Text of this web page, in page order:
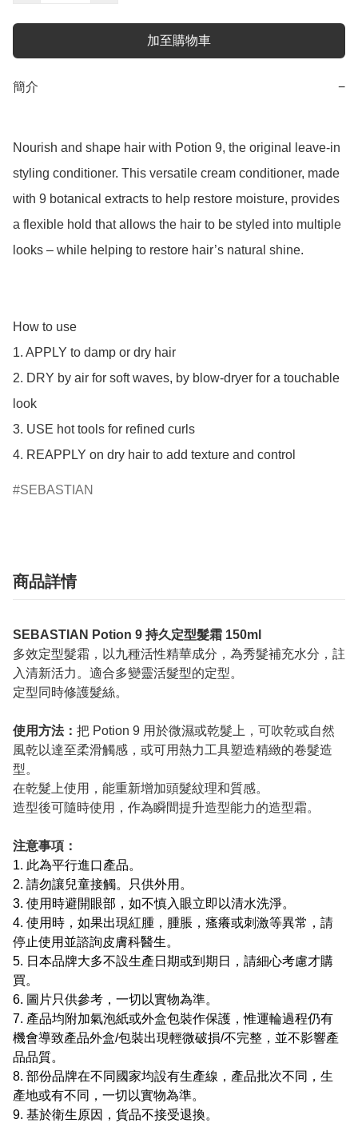
加至購物車
簡介 −
Nourish and shape hair with Potion 9, the original leave-in
styling conditioner. This versatile cream conditioner, made
with 9 botanical extracts to help restore moisture, provides
a flexible hold that allows the hair to be styled into multiple
looks – while helping to restore hair’s natural shine.
How to use
1. APPLY to damp or dry hair
2. DRY by air for soft waves, by blow-dryer for a touchable
look
3. USE hot tools for refined curls
4. REAPPLY on dry hair to add texture and control
SEBASTIAN
商品詳情
SEBASTIAN Potion 9 持久定型髮霜 150ml
多效定型髮霜，以九種活性精華成分，為秀髮補充水分，註
入清新活力。適合多變靈活髮型的定型。
定型同時修護髮絲。
使用方法： 把 Potion 9 用於微濕或乾髮上，可吹乾或自然
風乾以達至柔滑觸感，或可用熱力工具塑造精緻的卷髮造
型。
在乾髮上使用，能重新增加頭髮紋理和質感。
造型後可隨時使用，作為瞬間提升造型能力的造型霜。
注意事項：
1. 此為平行進口產品。
2. 請勿讓兒童接觸。只供外用。
3. 使用時避開眼部，如不慎入眼立即以清水洗淨。
4. 使用時，如果出現紅腫，腫脹，瘙癢或刺激等異常，請
停止使用並諮詢皮膚科醫生。
5. 日本品牌大多不設生產日期或到期日，請細心考慮才購
買。
6. 圖片只供參考，一切以實物為準。
7. 產品均附加氣泡紙或外盒包裝作保護，惟運輪過程仍有
機會導致產品外盒/包裝出現輕微破損/不完整，並不影響產
品品質。
8. 部份品牌在不同國家均設有生產線，產品批次不同，生
產地或有不同，一切以實物為準。
9. 基於衛生原因，貨品不接受退換。